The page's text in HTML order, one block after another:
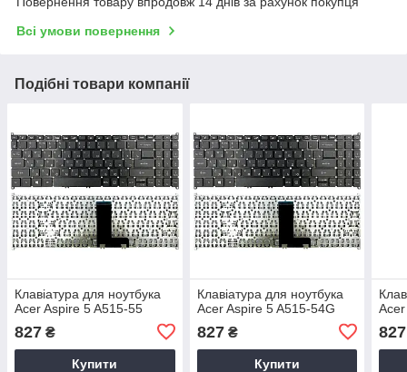
Всі умови повернення
Подібні товари компанії
Клавіатура для ноутбука
Acer Aspire 5 A515-55
827 ₴
Купити
Клавіатура для ноутбука
Acer Aspire 5 A515-54G
827₴
Купити
827